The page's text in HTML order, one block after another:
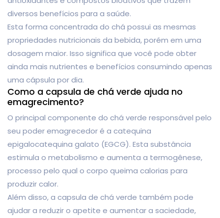
diversos benefícios para a saúde.
Esta forma concentrada do chá possui as mesmas
propriedades nutricionais da bebida, porém em uma
dosagem maior. Isso significa que você pode obter
ainda mais nutrientes e benefícios consumindo apenas
uma cápsula por dia.
Como a capsula de chá verde ajuda no
emagrecimento?
O principal componente do chá verde responsável pelo
seu poder emagrecedor é a catequina
epigalocatequina galato (EGCG). Esta substância
estimula o metabolismo e aumenta a termogênese,
processo pelo qual o corpo queima calorias para
produzir calor.
Além disso, a capsula de chá verde também pode
ajudar a reduzir o apetite e aumentar a saciedade,